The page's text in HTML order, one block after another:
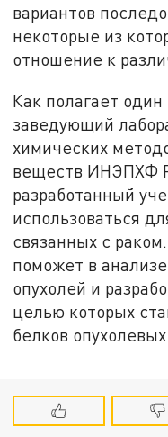
вариантов
некоторые из
отношение к
Как полагает
заведующий
химических
веществ ИНЭПХФ
разработанный
использоваться
связанных с
поможет в
опухолей и
целью которых
белков